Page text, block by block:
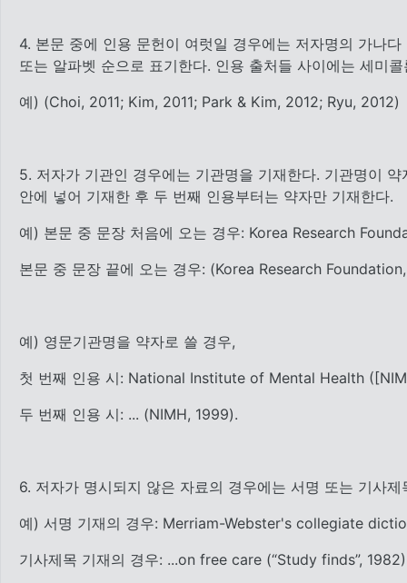
4. 본문 중에 인용 문헌이 여럿일 경우에는 저자명의 가나
또는 알파벳 순으로 표기한다. 인용 출처들 사이에는 세미
예) (Choi, 2011; Kim, 2011; Park & Kim, 2012; Ryu, 2012)
5. 저자가 기관인 경우에는 기관명을 기재한다. 기관명이
안에 넣어 기재한 후 두 번째 인용부터는 약자만 기재한다.
예) 본문 중 문장 처음에 오는 경우: Korea Research
본문 중 문장 끝에 오는 경우: (Korea Research
예) 영문기관명을 약자로 쓸 경우,
첫 번째 인용 시: National Institute of Mental Health
두 번째 인용 시: ... (NIMH, 1999).
6. 저자가 명시되지 않은 자료의 경우에는 서명 또는 기사
예) 서명 기재의 경우: Merriam-Webster's collegiate
기사제목 기재의 경우: ...on free care (“Study finds”,